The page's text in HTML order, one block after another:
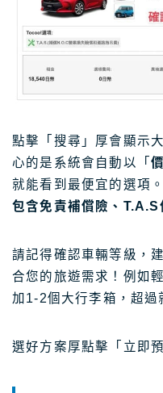
點擊「搜尋」厚會顯示
心的是系統會自動以「
就能看到最便宜的選項
包含免責補償險、T.A.S
請記得確認車輛等級，
合您的旅遊需求！例如
加1-2個大行李箱，超過
選好方案厚點擊「立即預